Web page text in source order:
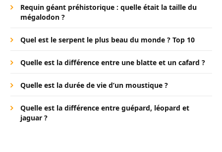
Requin géant préhistorique : quelle était la taille du
mégalodon ?
Quel est le serpent le plus beau du monde ? Top 10
Quelle est la différence entre une blatte et un cafard ?
Quelle est la durée de vie d’un moustique ?
Quelle est la différence entre guépard, léopard et
jaguar ?